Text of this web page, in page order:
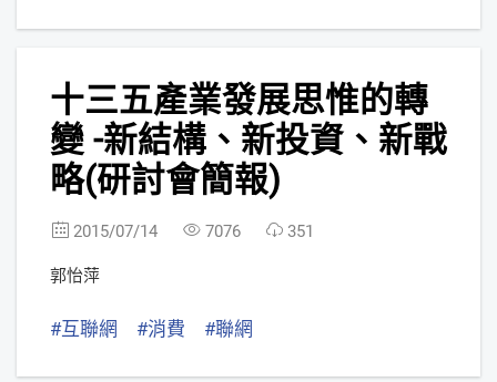
十三五產業發展思惟的轉
變 -新結構、新投資、新戰
略(研討會簡報)
2015/07/14 7076 351
郭怡萍
#互聯網 #消費 #聯網